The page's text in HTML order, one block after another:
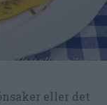
eller det